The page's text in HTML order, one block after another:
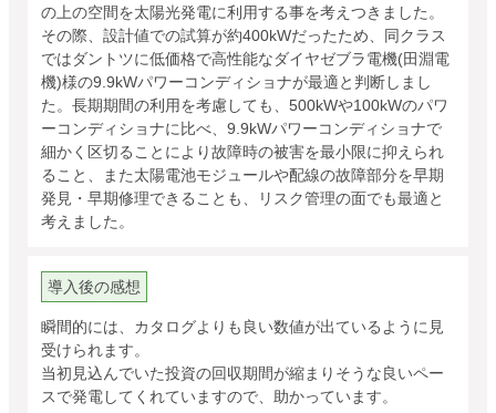
の上の空間を太陽光発電に利用する事を考えつきました。
その際、設計値での試算が約400kWだったため、同クラス
ではダントツに低価格で高性能なダイヤゼブラ電機(田淵電
機)様の9.9kWパワーコンディショナが最適と判断しまし
た。長期期間の利用を考慮しても、500kWや100kWのパワ
ーコンディショナに比べ、9.9kWパワーコンディショナで
細かく区切ることにより故障時の被害を最小限に抑えられ
ること、また太陽電池モジュールや配線の故障部分を早期
発見・早期修理できることも、リスク管理の面でも最適と
考えました。
導入後の感想
瞬間的には、カタログよりも良い数値が出ているように見
受けられます。
当初見込んでいた投資の回収期間が縮まりそうな良いペー
スで発電してくれていますので、助かっています。